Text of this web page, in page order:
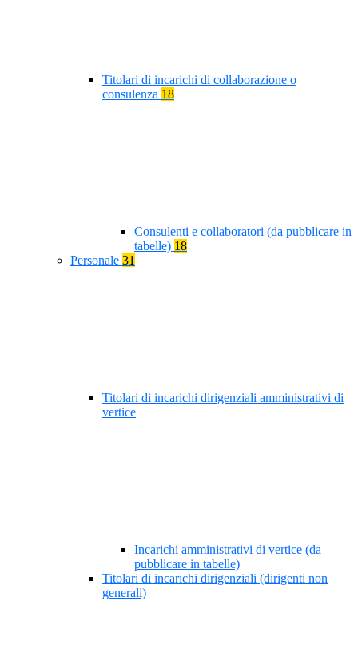
Titolari di incarichi di collaborazione o
consulenza 18
Consulenti e collaboratori (da pubblicare in
tabelle) 18
Personale 31
Titolari di incarichi dirigenziali amministrativi di
vertice
Incarichi amministrativi di vertice (da
pubblicare in tabelle)
Titolari di incarichi dirigenziali (dirigenti non
generali)